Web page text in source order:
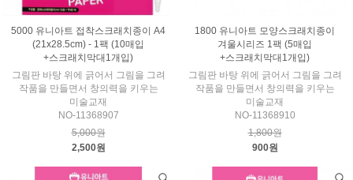
5000 유니아트 접착스크래치종이 A4
(21x28.5cm) - 1팩 (10매입
+스크래치막대1개입)
그림판 바탕 위에 긁어서 그림을 그려
작품을 만들면서 창의력을 키우는
미술교재
NO-11368907
5,000원
2,500원
1800 유니아트 모양스크래치종이
겨울시리즈 1팩 (5매입
+스크래치막대1개입)
그림판 바탕 위에 긁어서 그림을 그려
작품을 만들면서 창의력을 키우는
미술교재
NO-11368910
1,800원
900원